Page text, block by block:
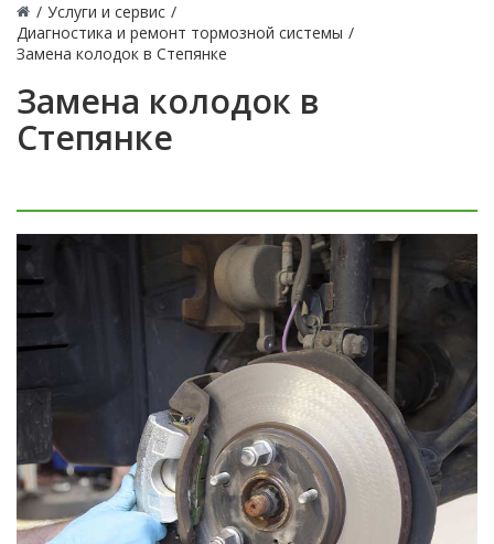
/ Услуги и сервис /
Диагностика и ремонт тормозной системы /
Замена колодок в Степянке
Замена колодок в
Степянке